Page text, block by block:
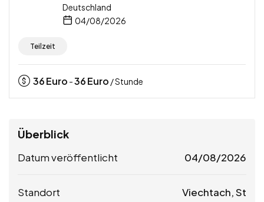
Deutschland
04/08/2026
Teilzeit
36Euro -36Euro / Stunde
Überblick
Datum veröffentlicht 04/08/2026
Standort Viechtach, St